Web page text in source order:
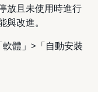
放且未使用時進行
改進。
體」>「自動安裝